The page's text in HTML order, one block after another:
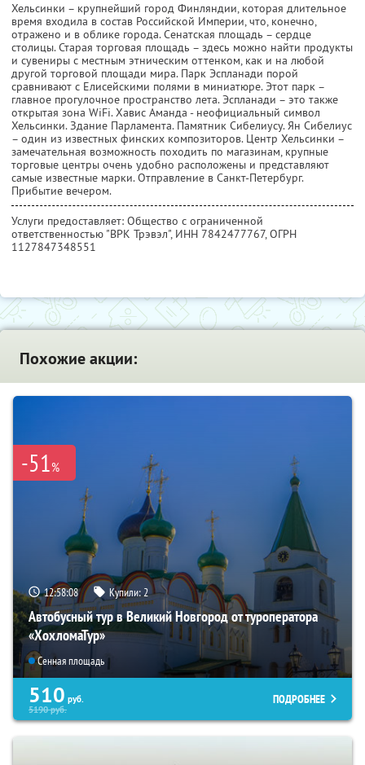
Хельсинки – крупнейший город Финляндии, которая длительное
время входила в состав Российской Империи, что, конечно,
отражено и в облике города. Сенатская площадь – сердце
столицы. Старая торговая площадь – здесь можно найти продукты
и сувениры с местным этническим оттенком, как и на любой
другой торговой площади мира. Парк Эспланади порой
сравнивают с Елисейскими полями в миниатюре. Этот парк –
главное прогулочное пространство лета. Эспланади – это также
открытая зона WiFi. Хавис Аманда - неофициальный символ
Хельсинки. Здание Парламента. Памятник Сибелиусу. Ян Сибелиус
– один из известных финских композиторов. Центр Хельсинки –
замечательная возможность походить по магазинам, крупные
торговые центры очень удобно расположены и представляют
самые известные марки. Отправление в Санкт-Петербург.
Прибытие вечером.
Услуги предоставляет: Общество с ограниченной
ответственностью "ВРК Трэвэл", ИНН 7842477767, ОГРН
1127847348551
Похожие акции:
-51%
12:58:07 Купили:2
Автобусный тур в Великий Новгород от туроператора
«ХохломаТур»
Сенная площадь
510 руб.
5190руб.
ПОДРОБНЕЕ